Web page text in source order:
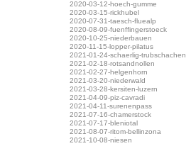
2020-03-12-hoech-gumme
2020-03-15-rickhubel
2020-07-31-taesch-fluealp
2020-08-09-fuenffingerstoeck
2020-10-25-niederbauen
2020-11-15-lopper-pilatus
2021-01-24-schaerlig-trubschachen
2021-02-18-rotsandnollen
2021-02-27-helgenhorn
2021-03-20-niederwald
2021-03-28-kersiten-luzern
2021-04-09-piz-cavradi
2021-04-11-surenenpass
2021-07-16-chamerstock
2021-07-17-bleniotal
2021-08-07-ritom-bellinzona
2021-10-08-niesen